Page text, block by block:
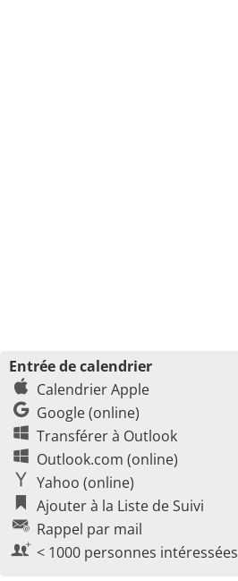
Entrée de calendrier
Calendrier Apple
Google (online)
Transférer à Outlook
Outlook.com (online)
Yahoo (online)
Ajouter à la Liste de Suivi
Rappel par mail
< 1000 personnes intéressées